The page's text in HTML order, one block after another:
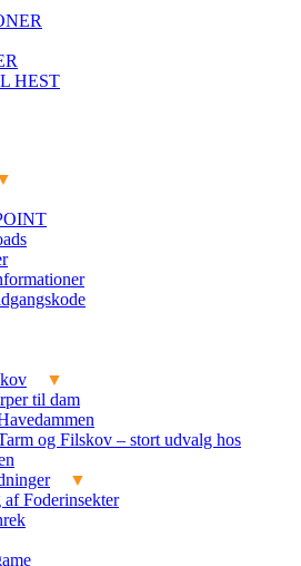
HEST
til dam
og Filskov – stort udvalg hos
af Foderinsekter